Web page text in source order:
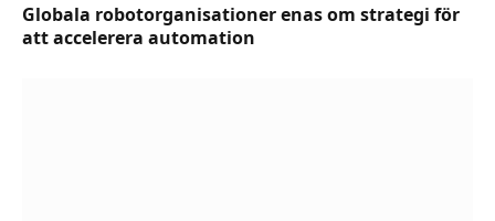
Globala robotorganisationer enas om strategi för
att accelerera automation